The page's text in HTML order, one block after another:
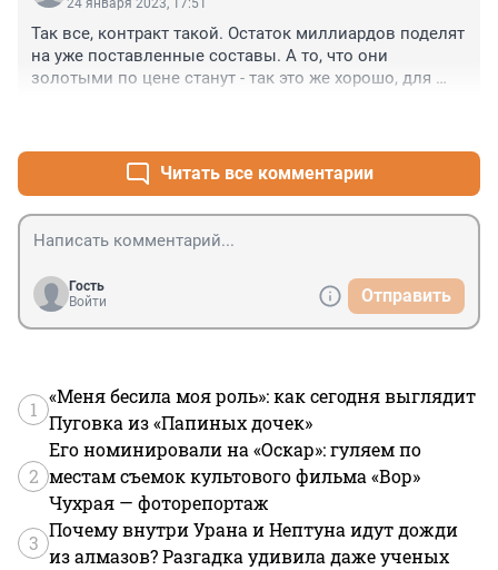
24 января 2023, 17:51
Так все, контракт такой. Остаток миллиардов поделят
на уже поставленные составы. А то, что они
золотыми по цене станут - так это же хорошо, для
Читать все комментарии
Гость
Войти
Отправить
1
«Меня бесила моя роль»: как сегодня выглядит
Пуговка из «Папиных дочек»
2
Его номинировали на «Оскар»: гуляем по
местам съемок культового фильма «Вор»
Чухрая — фоторепортаж
3
Почему внутри Урана и Нептуна идут дожди
из алмазов? Разгадка удивила даже ученых